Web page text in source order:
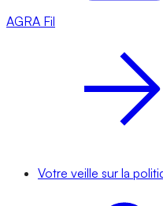
AGRA Fil
Votre veille sur la